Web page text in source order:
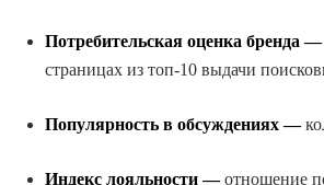
Потребительская оценка бренда —
страницах из топ-10 выдачи
Популярность в обсуждениях —
Индекс лояльности —отношение